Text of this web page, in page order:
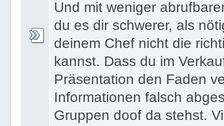
schwierig diese
Und mit weniger
du es dir schwerer, als
deinem Chef nicht die
kannst. Dass du im
Präsentation den Faden
Informationen falsch